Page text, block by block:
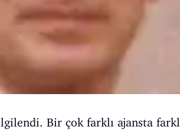
Bir çok farklı ajansta